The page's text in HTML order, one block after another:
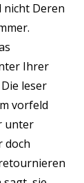
Deren
Ihrer
leser
vorfeld
unter
doch